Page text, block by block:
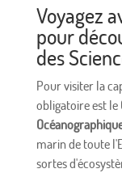
Voyagez
pour
des
Pour visiter la
obligatoire est le
marin de toute
sortes